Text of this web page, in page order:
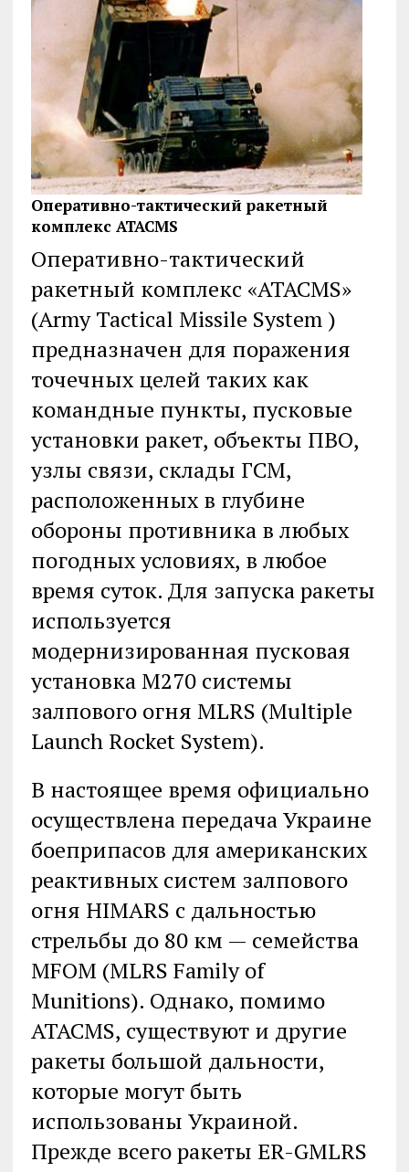
Оперативно-тактический ракетный
комплекс ATACMS
Оперативно-тактический
ракетный комплекс «ATACMS»
(Army Tactical Missile System )
предназначен для поражения
точечных целей таких как
командные пункты, пусковые
установки ракет, объекты ПВО,
узлы связи, склады ГСМ,
расположенных в глубине
обороны противника в любых
погодных условиях, в любое
время суток. Для запуска ракеты
используется
модернизированная пусковая
установка M270 системы
залпового огня MLRS (Multiple
Launch Rocket System).
В настоящее время официально
осуществлена передача Украине
боеприпасов для американских
реактивных систем залпового
огня HIMARS с дальностью
стрельбы до 80 км — семейства
MFOM (MLRS Family of
Munitions). Однако, помимо
ATACMS, существуют и другие
ракеты большой дальности,
которые могут быть
использованы Украиной.
Прежде всего ракеты ER-GMLRS